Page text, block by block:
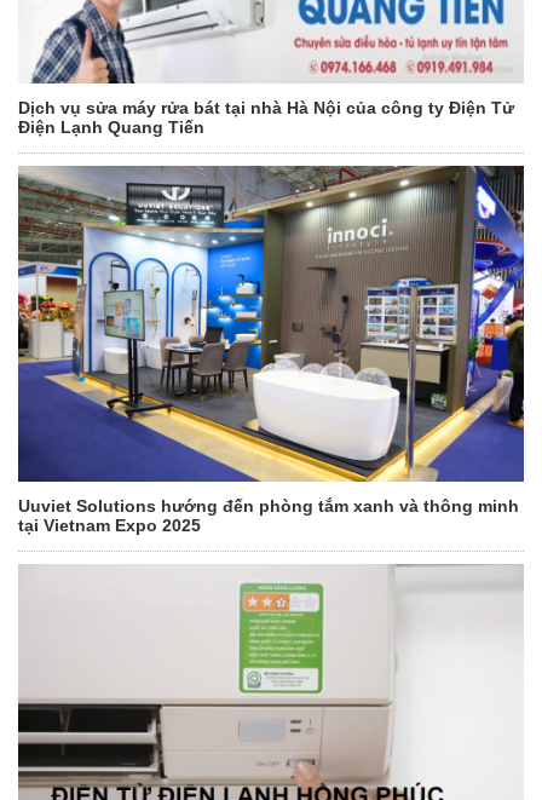
Dịch vụ sửa máy rửa bát tại nhà Hà Nội của công ty Điện Tử
Điện Lạnh Quang Tiến
Uuviet Solutions hướng đến phòng tắm xanh và thông minh
tại Vietnam Expo 2025